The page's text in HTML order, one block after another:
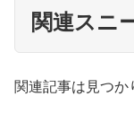
関連スニ
関連記事は見つか